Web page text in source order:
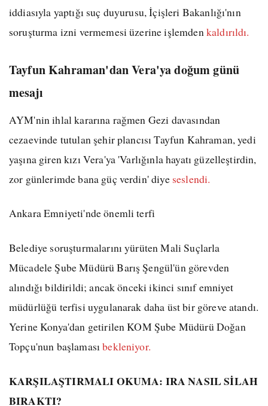
iddiasıyla yaptığı suç duyurusu, İçişleri Bakanlığı'nın
soruşturma izni vermemesi üzerine işlemden kaldırıldı.
Tayfun Kahraman'dan Vera'ya doğum günü
mesajı
AYM'nin ihlal kararına rağmen Gezi davasından
cezaevinde tutulan şehir plancısı Tayfun Kahraman, yedi
yaşına giren kızı Vera'ya 'Varlığınla hayatı güzelleştirdin,
zor günlerimde bana güç verdin' diye seslendi.
Ankara Emniyeti'nde önemli terfi
Belediye soruşturmalarını yürüten Mali Suçlarla
Mücadele Şube Müdürü Barış Şengül'ün görevden
alındığı bildirildi; ancak önceki ikinci sınıf emniyet
müdürlüğü terfisi uygulanarak daha üst bir göreve atandı.
Yerine Konya'dan getirilen KOM Şube Müdürü Doğan
Topçu'nun başlamasıbekleniyor.
KARŞILAŞTIRMALI OKUMA: IRA NASIL SİLAH
BIRAKTI?